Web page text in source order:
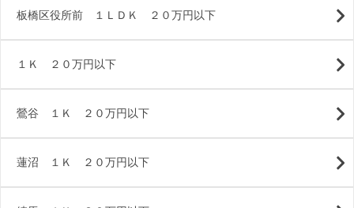
板橋区役所前 １ＬＤＫ ２０万円以下
１Ｋ ２０万円以下
鶯谷 １Ｋ ２０万円以下
蓮沼 １Ｋ ２０万円以下